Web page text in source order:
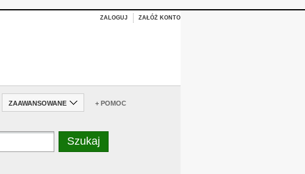
ZALOGUJ ZAŁÓŻ KONTO
ZAAWANSOWANE + POMOC